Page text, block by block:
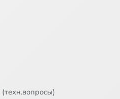
(техн.вопросы)